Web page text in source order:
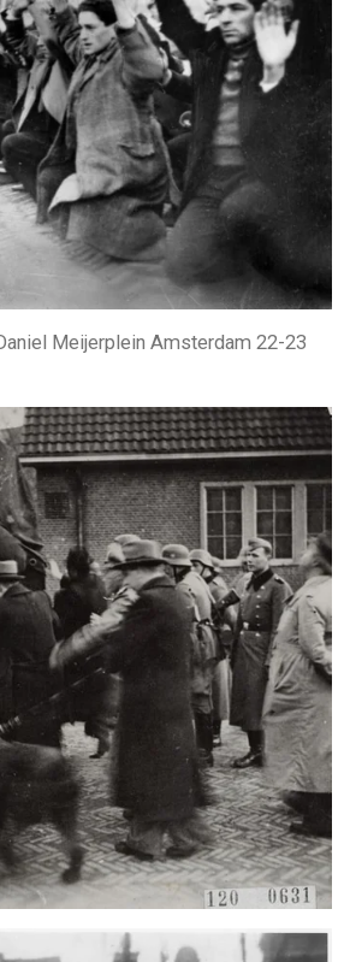
Meijerplein Amsterdam 22-23